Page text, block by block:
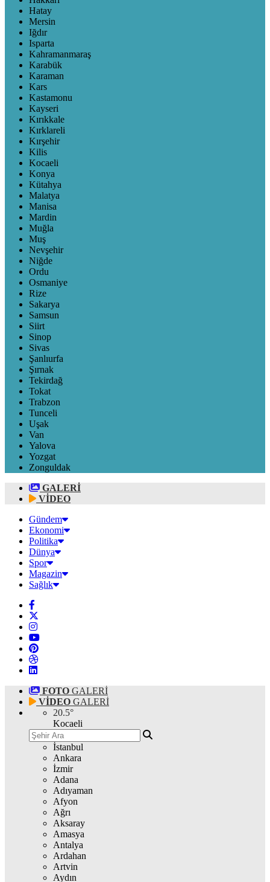
Hatay
Mersin
Iğdır
Isparta
Kahramanmaraş
Karabük
Karaman
Kars
Kastamonu
Kayseri
Kırıkkale
Kırklareli
Kırşehir
Kilis
Kocaeli
Konya
Kütahya
Malatya
Manisa
Mardin
Muğla
Muş
Nevşehir
Niğde
Ordu
Osmaniye
Rize
Sakarya
Samsun
Siirt
Sinop
Sivas
Şanlıurfa
Şırnak
Tekirdağ
Tokat
Trabzon
Tunceli
Uşak
Van
Yalova
Yozgat
Zonguldak
GALERİ
VİDEO
Gündem
Ekonomi
Politika
Dünya
Spor
Magazin
Sağlık
FOTO GALERİ
VİDEO GALERİ
20.5°
Kocaeli
İstanbul
Ankara
İzmir
Adana
Adıyaman
Afyon
Ağrı
Aksaray
Amasya
Antalya
Ardahan
Artvin
Aydın